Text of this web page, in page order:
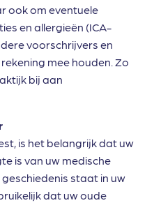
ook om eventuele
en allergieën (ICA-
voorschrijvers en
mee houden. Zo
bij aan
is het belangrijk dat uw
is van uw medische
staat in uw
dat uw oude